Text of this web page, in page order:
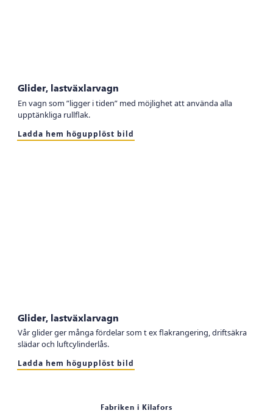
Glider, lastväxlarvagn
En vagn som ”ligger i tiden” med möjlighet att använda alla
upptänkliga rullflak.
Ladda hem högupplöst bild
Glider, lastväxlarvagn
Vår glider ger många fördelar som t ex flakrangering, driftsäkra
slädar och luftcylinderlås.
Ladda hem högupplöst bild
Fabriken i Kilafors